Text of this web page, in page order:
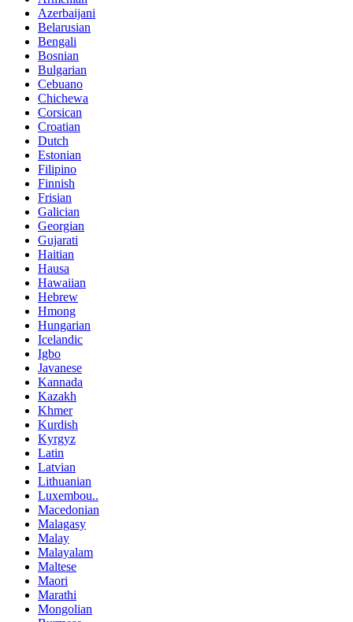
Azerbaijani
Belarusian
Bengali
Bosnian
Bulgarian
Cebuano
Chichewa
Corsican
Croatian
Dutch
Estonian
Filipino
Finnish
Frisian
Galician
Georgian
Gujarati
Haitian
Hausa
Hawaiian
Hebrew
Hmong
Hungarian
Icelandic
Igbo
Javanese
Kannada
Kazakh
Khmer
Kurdish
Kyrgyz
Latin
Latvian
Lithuanian
Luxembou..
Macedonian
Malagasy
Malay
Malayalam
Maltese
Maori
Marathi
Mongolian